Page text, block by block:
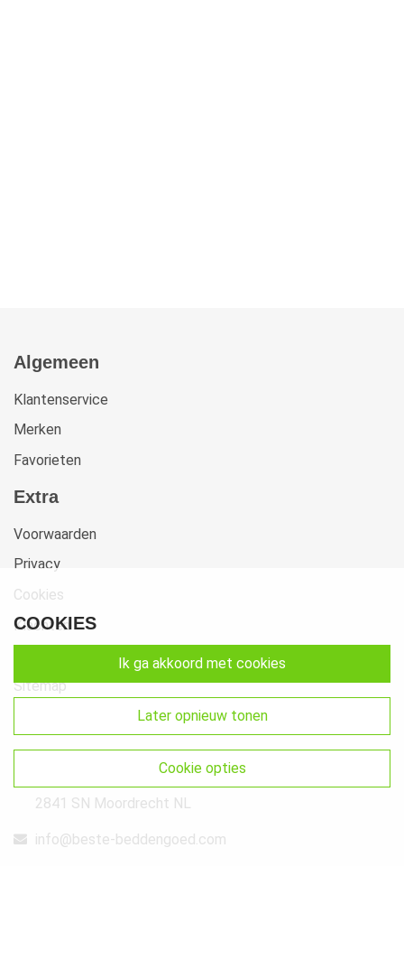
Algemeen
Klantenservice
Merken
Favorieten
Extra
Voorwaarden
Privacy
Cookies
Klachten
Retourneren & Ruilen
Sitemap
Beste-Beddengoed.com
2841 SN Moordrecht NL
info@beste-beddengoed.com
COOKIES
ik ga akkoord met cookies
later opnieuw tonen
cookie opties